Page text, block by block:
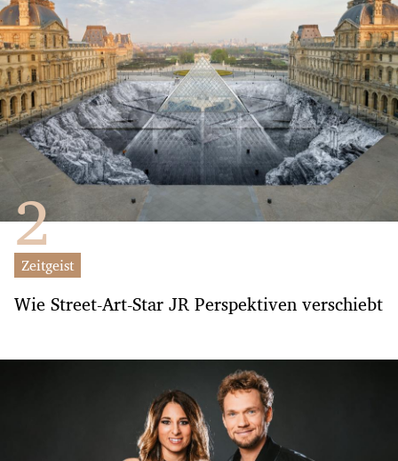
Zeitgeist
Wie Street-Art-Star JR Perspektiven verschiebt